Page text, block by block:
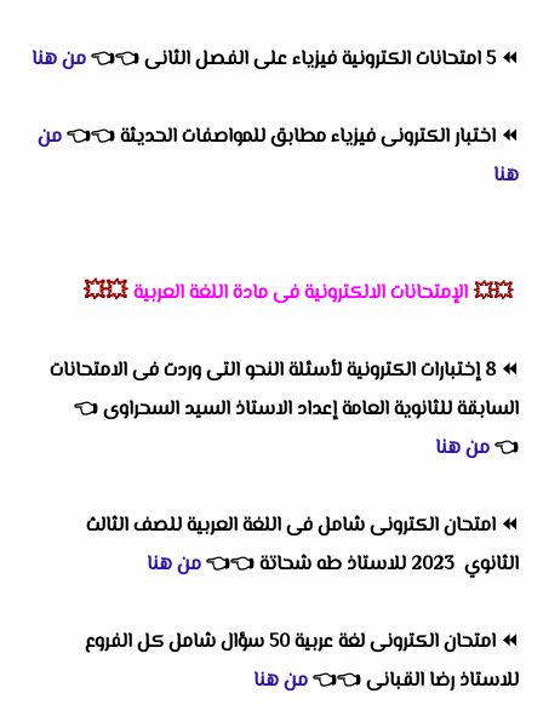
⏪5 امتحانات الكترونية فيزياء على الفصل الثانى 👈
👈من هنا
⏪ اختبار الكترونى فيزياء مطابق للمواصفات الحديثة👈
👈من
هنا
💥💥 الإمتحانات الالكترونية فى مادة اللغة العربية 💥💥
⏪ 8 إختبارات الكترونية لأسئلة النحو التى وردت فى الامتحانات
السابقة للثانوية العامة إعداد الاستاذ السيد السحراوى👈
👈من هنا
⏪ امتحان الكترونى شامل فى اللغة العربية للصف الثالث
الثانوي 2023 للاستاذ طه شحاتة
👈
👈من هنا
⏪
امتحان الكترونى لغة عربية 50 سؤال شامل كل الفروع
للاستاذ رضا القبانى👈
👈من هنا